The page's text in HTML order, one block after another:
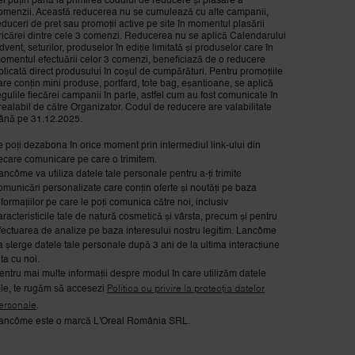
Această reducerea nu se cumulează cu alte campanii,
de pret sau promoții active pe site în momentul plasării
dintre cele 3 comenzi. Reducerea nu se aplică Calendarului
seturilor, produselor în ediție limitată și produselor care în
efectuării celor 3 comenzi, beneficiază de o reducere
direct produsului în coșul de cumpărături. Pentru promoțiile
conțin mini produse, portfard, tote bag, eșantioane, se aplică
fiecărei campanii în parte, astfel cum au fost comunicate în
de către Organizator. Codul de reducere are valabilitate
pe 31.12.2025.
poți dezabona în orice moment prin intermediul link-ului din
comunicare pe care o trimitem.
va utiliza datele tale personale pentru a-ți trimite
personalizate care conțin oferte și noutăți pe baza
pe care le poți comunica către noi, inclusiv
tale de natură cosmetică și vârsta, precum și pentru
de analize pe baza interesului nostru legitim. Lancôme
șterge datele tale personale după 3 ani de la ultima interacțiune
cu noi.
mai multe informații despre modul în care utilizăm datele
te rugăm să accesezi Politica cu privire la protecția datelor
.
este o marcă L'Oreal România SRL.